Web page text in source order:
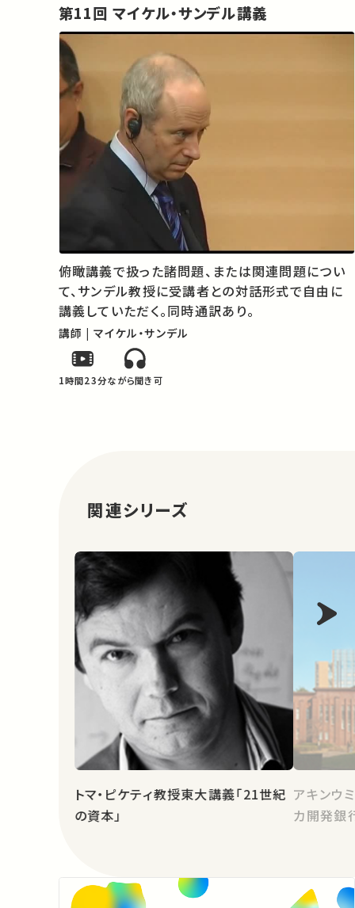
第11回 マイケル・サンデル講義
俯瞰講義で扱った諸問題、または関連問題につい
て、サンデル教授に受講者との対話形式で自由に
講義していただく。同時通訳あり。
講師 | マイケル・サンデル
1時間23分ながら聞き可
関連シリーズ
トマ・ピケティ教授東大講義「21世紀
の資本」
アキンウ
カ開発銀